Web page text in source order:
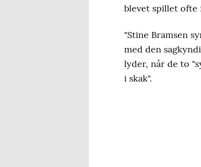
blevet spillet ofte
"Stine Bramsen
med den
lyder, når de to
i skak".